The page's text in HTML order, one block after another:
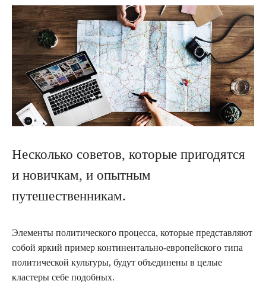
Несколько советов, которые пригодятся
и новичкам, и опытным
путешественникам.
Элементы политического процесса, которые представляют
собой яркий пример континентально-европейского типа
политической культуры, будут объединены в целые
кластеры себе подобных.